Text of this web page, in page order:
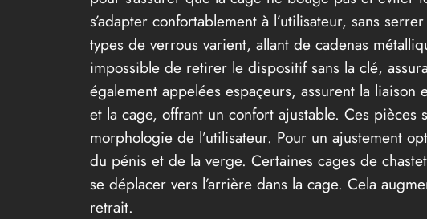
s’adapter confortablement à l’utilisateur, sans
types de verrous varient, allant de cadenas
impossible de retirer le dispositif sans la clé,
également appelées espaçeurs, assurent la liaison
et la cage, offrant un confort ajustable. Ces
morphologie de l’utilisateur. Pour un ajustement
du pénis et de la verge. Certaines cages de
se déplacer vers l’arrière dans la cage. Cela
retrait.